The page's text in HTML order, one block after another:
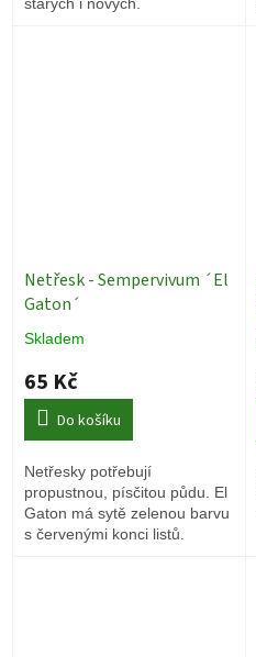
Netřesk - Sempervivum ´El
Gaton´
Skladem
65 Kč
Do košíku
Netřesky potřebují
propustnou, písčitou půdu. El
Gaton má sytě zelenou barvu
s červenými konci listů.